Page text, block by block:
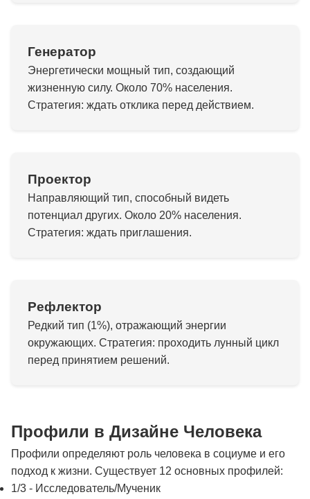
Генератор
Энергетически мощный тип, создающий
жизненную силу. Около 70% населения.
Стратегия: ждать отклика перед действием.
Проектор
Направляющий тип, способный видеть
потенциал других. Около 20% населения.
Стратегия: ждать приглашения.
Рефлектор
Редкий тип (1%), отражающий энергии
окружающих. Стратегия: проходить лунный цикл
перед принятием решений.
Профили в Дизайне Человека
Профили определяют роль человека в социуме и его
подход к жизни. Существует 12 основных профилей:
1/3 - Исследователь/Мученик